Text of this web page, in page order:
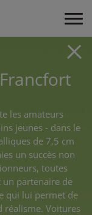
les amateurs
jeunes - dans le
de 7,5 cm
un succès non
toutes
partenaire de
qui lui permet de
réalisme. Voitures